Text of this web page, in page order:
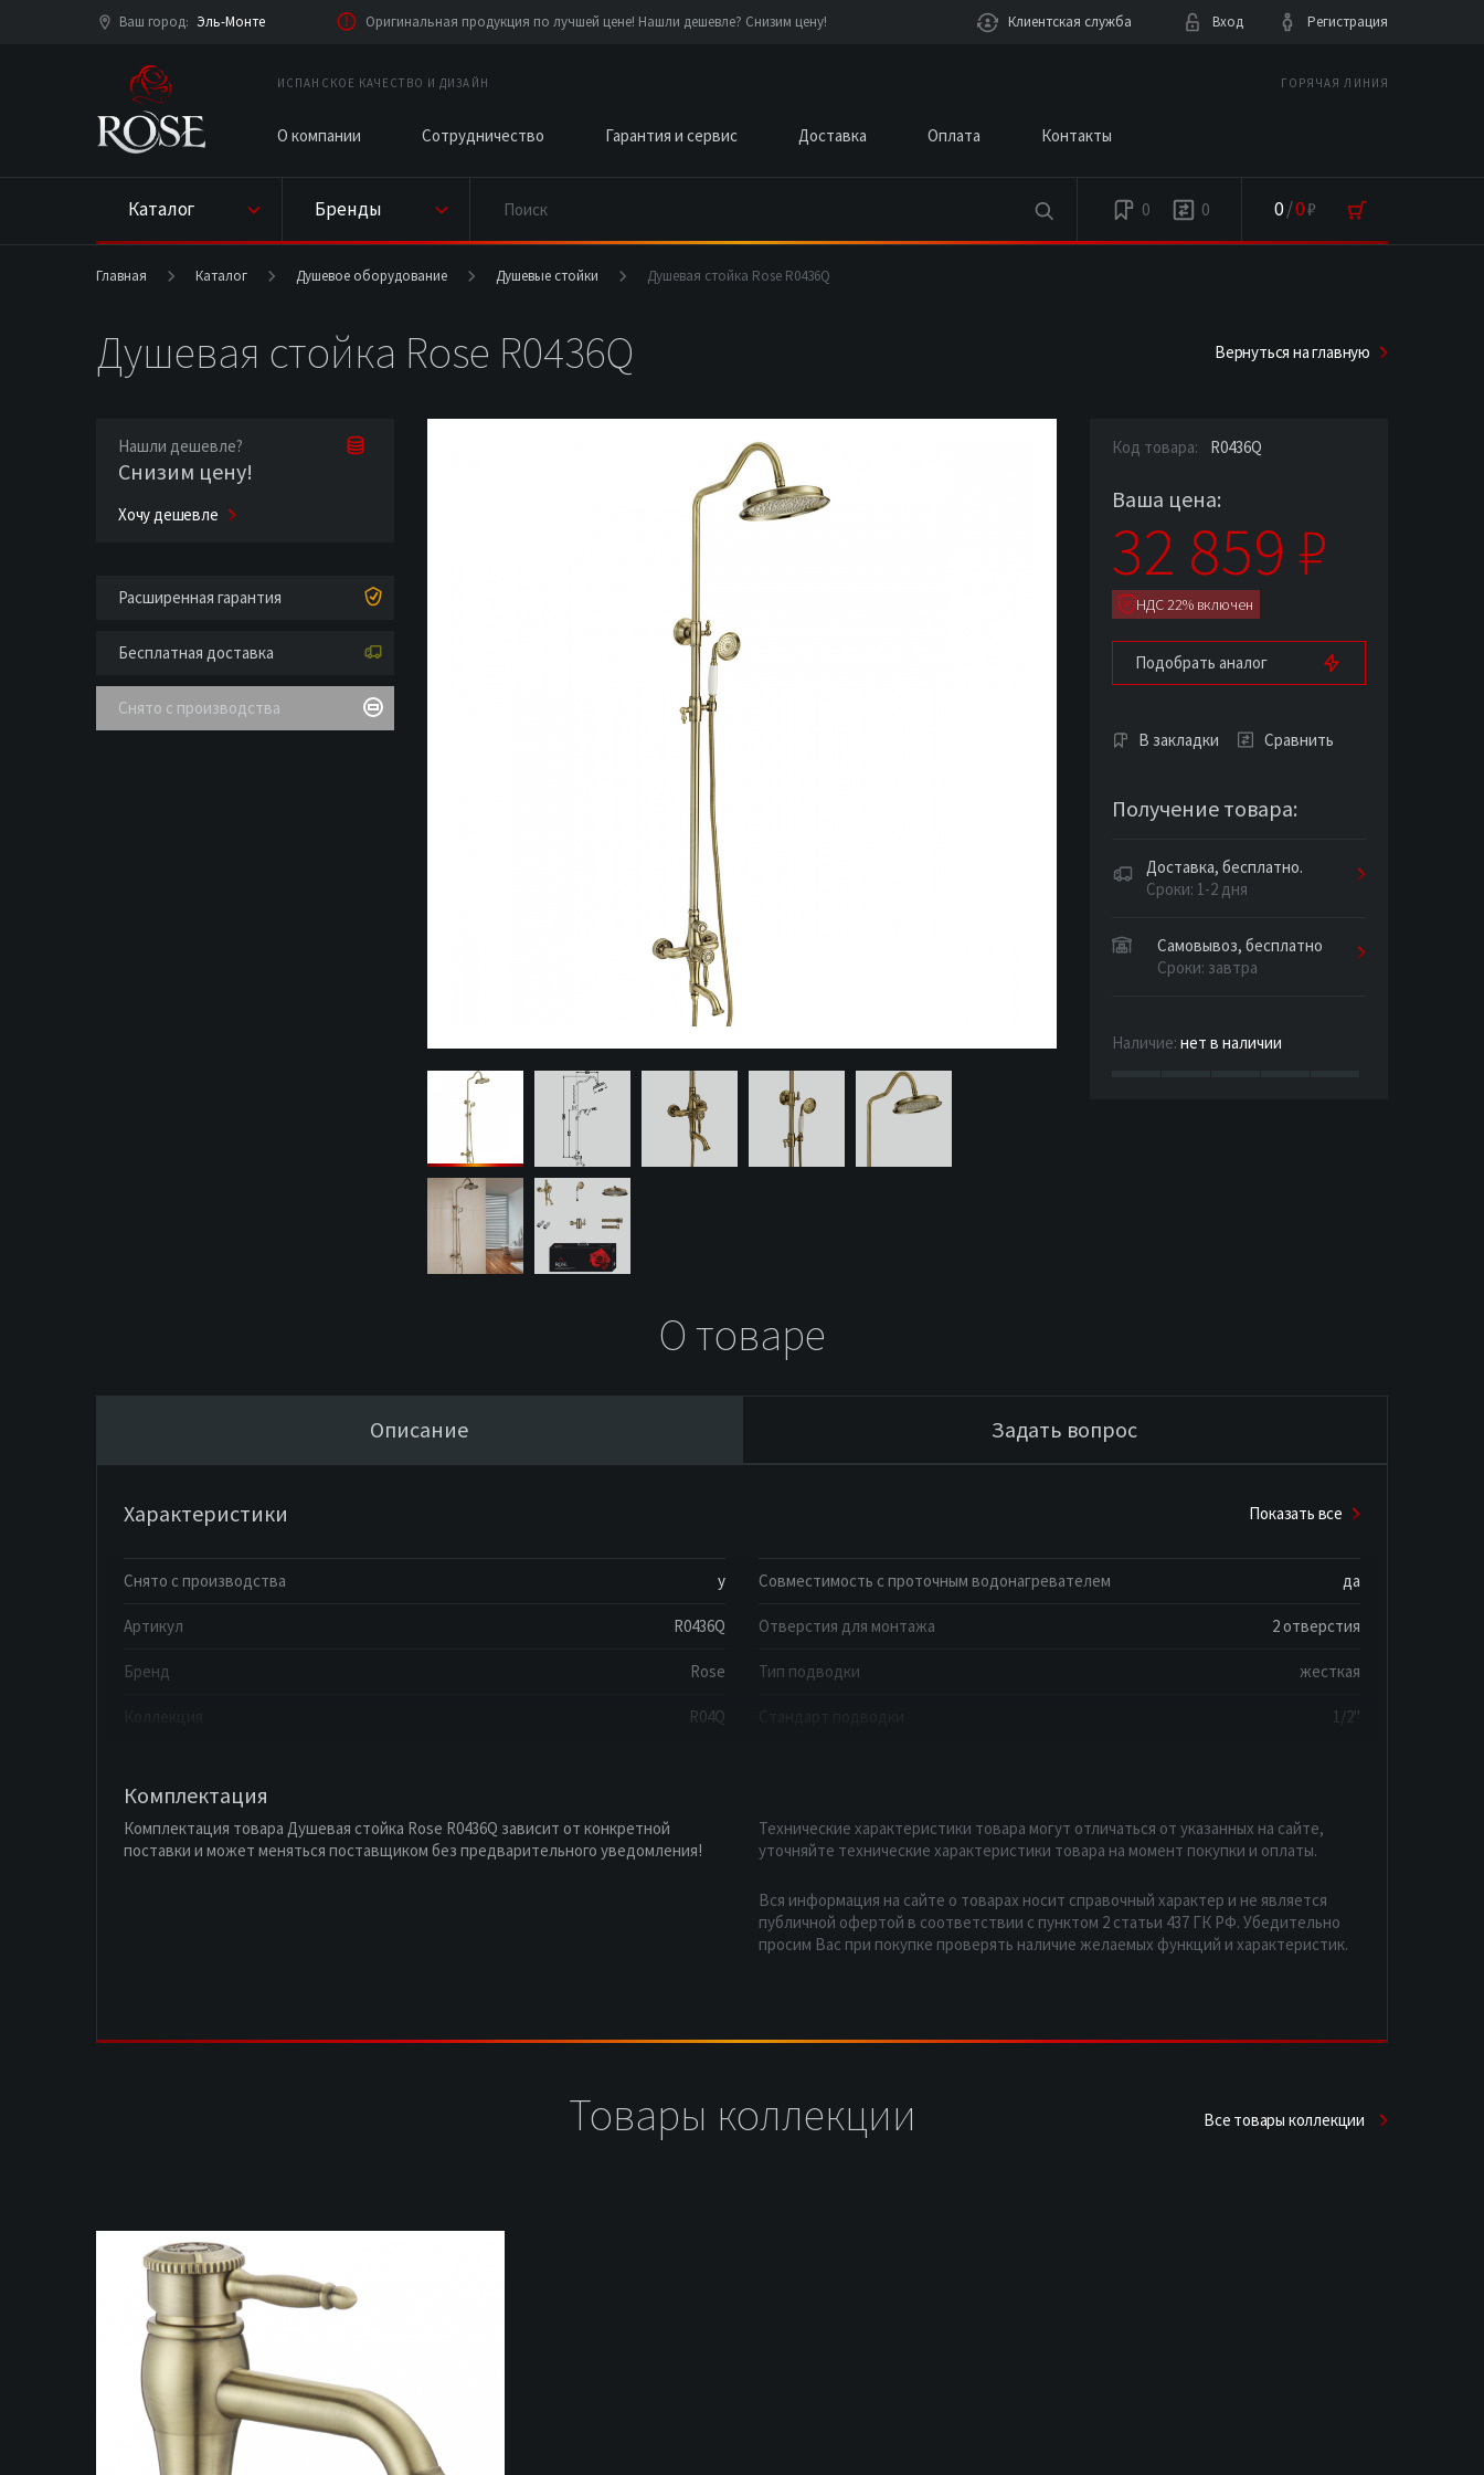
Ваш город: Эль-Монте Оригинальная продукция по лучшей цене! Нашли дешевле? Снизим цену! Клиентская служба Вход Регистрация
ИСПАНСКОЕ КАЧЕСТВО И ДИЗАЙН
О компании Сотрудничество Гарантия и сервис Доставка Оплата Контакты
ГОРЯЧАЯ ЛИНИЯ
Каталог Бренды 0 0 0/0₽
Главная Каталог Душевое оборудование Душевые стойки Душевая стойка Rose R0436Q
Душевая стойка Rose R0436Q Вернуться на главную
Нашли дешевле?
Снизим цену!
Хочу дешевле
Расширенная гарантия
Бесплатная доставка
Снято с производства
Код товара: R0436Q
Ваша цена:
32 859 ₽
НДС 22% включен
Подобрать аналог
В закладки Сравнить
Получение товара:
Доставка, бесплатно.
Сроки: 1-2 дня
Самовывоз, бесплатно
Сроки: завтра
Наличие: нет в наличии
О товаре
Описание Задать вопрос
Характеристики Показать все
Снято с производства y
Артикул R0436Q
Бренд Rose
R04Q
Совместимость с проточным водонагревателем да
Отверстия для монтажа 2 отверстия
Тип подводки жесткая
1/2"
Комплектация
Комплектация товара Душевая стойка Rose R0436Q зависит от конкретной
поставки и может меняться поставщиком без предварительного уведомления!
Технические характеристики товара могут отличаться от указанных на сайте,
уточняйте технические характеристики товара на момент покупки и оплаты.
Вся информация на сайте о товарах носит справочный характер и не является
публичной офертой в соответствии с пунктом 2 статьи 437 ГК РФ. Убедительно
просим Вас при покупке проверять наличие желаемых функций и характеристик.
Товары коллекции Все товары коллекции